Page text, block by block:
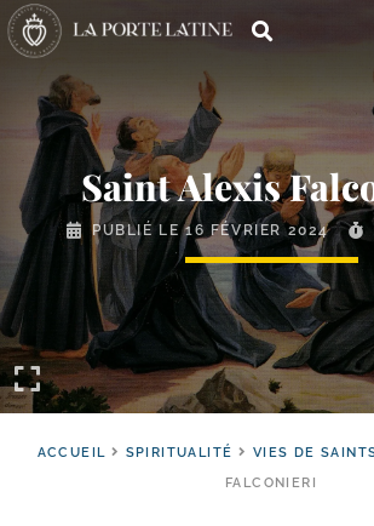
Saint Alexis
PUBLIÉ LE16 FÉVRIER 2024
ACCUEIL SPIRITUALITÉ VIES DE
FALCONIERI